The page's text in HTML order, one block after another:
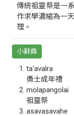
傳統祖靈祭是一
作求學濃縮為一
理。
小辭典
ta‘avalra
勇士成年禮
molapangolai
祖靈祭
asavasavahe